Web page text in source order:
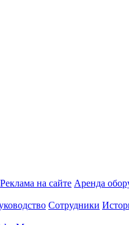
Реклама на сайте Аренда
Сотрудники